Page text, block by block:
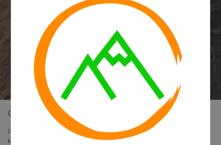
Overview
Pendakian dilakukan dari Pura Bukit Catu yang merupakan jalan
ketiga untuk mendaki ke Gunung Batur, jalan ini merupakan jalan